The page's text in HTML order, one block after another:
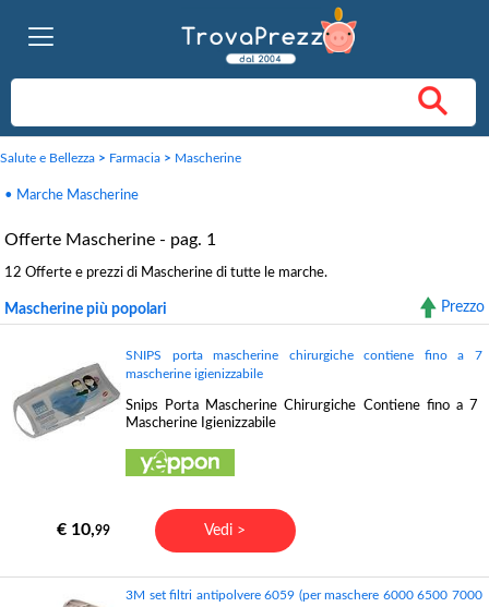
Salute e Bellezza > Farmacia > Mascherine
• Marche Mascherine
Offerte Mascherine - pag. 1
12 Offerte e prezzi di Mascherine di tutte le marche.
Mascherine più popolari Prezzo
SNIPS porta mascherine chirurgiche contiene fino a 7
mascherine igienizzabile
Snips Porta Mascherine Chirurgiche Contiene fino a 7
Mascherine Igienizzabile
€ 10,99 Vedi >
3M set filtri antipolvere 6059 (per maschere 6000 6500 7000